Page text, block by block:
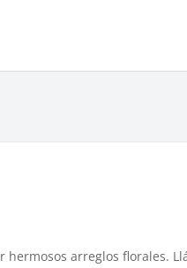
hermosos arreglos florales.